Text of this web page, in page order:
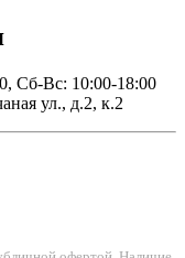
Сб-Вс: 10:00-18:00
ул., д.2, к.2